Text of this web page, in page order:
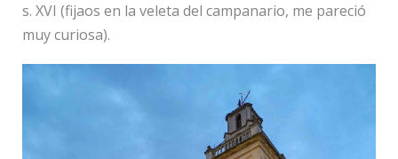
s. XVI (fijaos en la veleta del campanario, me pareció
muy curiosa).